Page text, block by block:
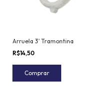
Arruela 3' Tramontina
R$14,50
Comprar